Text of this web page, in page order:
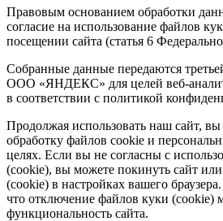
Правовым основанием обработки
согласие на использование файлов
посещении сайта (статья 6
Собранные данные передаются
ООО «ЯНДЕКС» для целей веб-
в соответствии с политикой
Продолжая использовать наш сайт, вы
обработку файлов cookie и
целях. Если вы не согласны с
(cookie), вы можете покинуть сайт
(cookie) в настройках вашего
что отключение файлов куки (cookie)
функциональность сайта.